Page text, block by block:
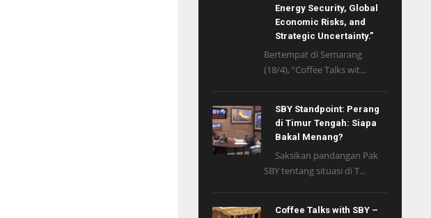
Energy Security, Global
Economic Risks, and
Strategic Uncertainty.”
Bertempat di Semarang
(18/4), “Coffee Talks wit...
SBY Standpoint: Perang
di Timur Tengah: Siapa
Bakal Menang?
Saksikan pandangan Pak
SBY tentang situasi di T...
Coffee Talks with SBY –